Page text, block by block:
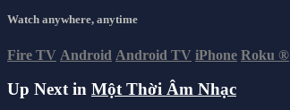
Watch anywhere, anytime
Fire TV Android Android TV iPhone Roku ®
Up Next in Một Thời Âm Nhạc